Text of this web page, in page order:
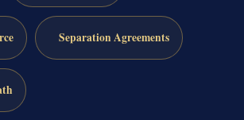
Separation Agreements